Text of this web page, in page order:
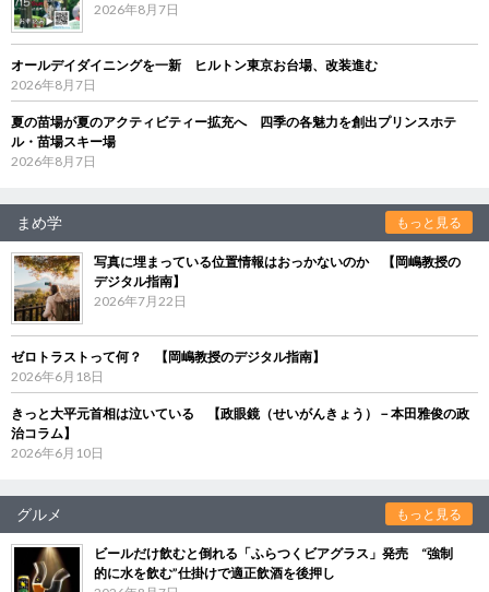
2026年8月7日
オールデイダイニングを一新 ヒルトン東京お台場、改装進む
2026年8月7日
夏の苗場が夏のアクティビティー拡充へ 四季の各魅力を創出プリンスホテ
ル・苗場スキー場
2026年8月7日
まめ学 もっと見る
写真に埋まっている位置情報はおっかないのか 【岡嶋教授の
デジタル指南】
2026年7月22日
ゼロトラストって何？ 【岡嶋教授のデジタル指南】
2026年6月18日
きっと大平元首相は泣いている 【政眼鏡（せいがんきょう）－本田雅俊の政
治コラム】
2026年6月10日
グルメ もっと見る
ビールだけ飲むと倒れる「ふらつくビアグラス」発売 “強制
的に水を飲む”仕掛けで適正飲酒を後押し